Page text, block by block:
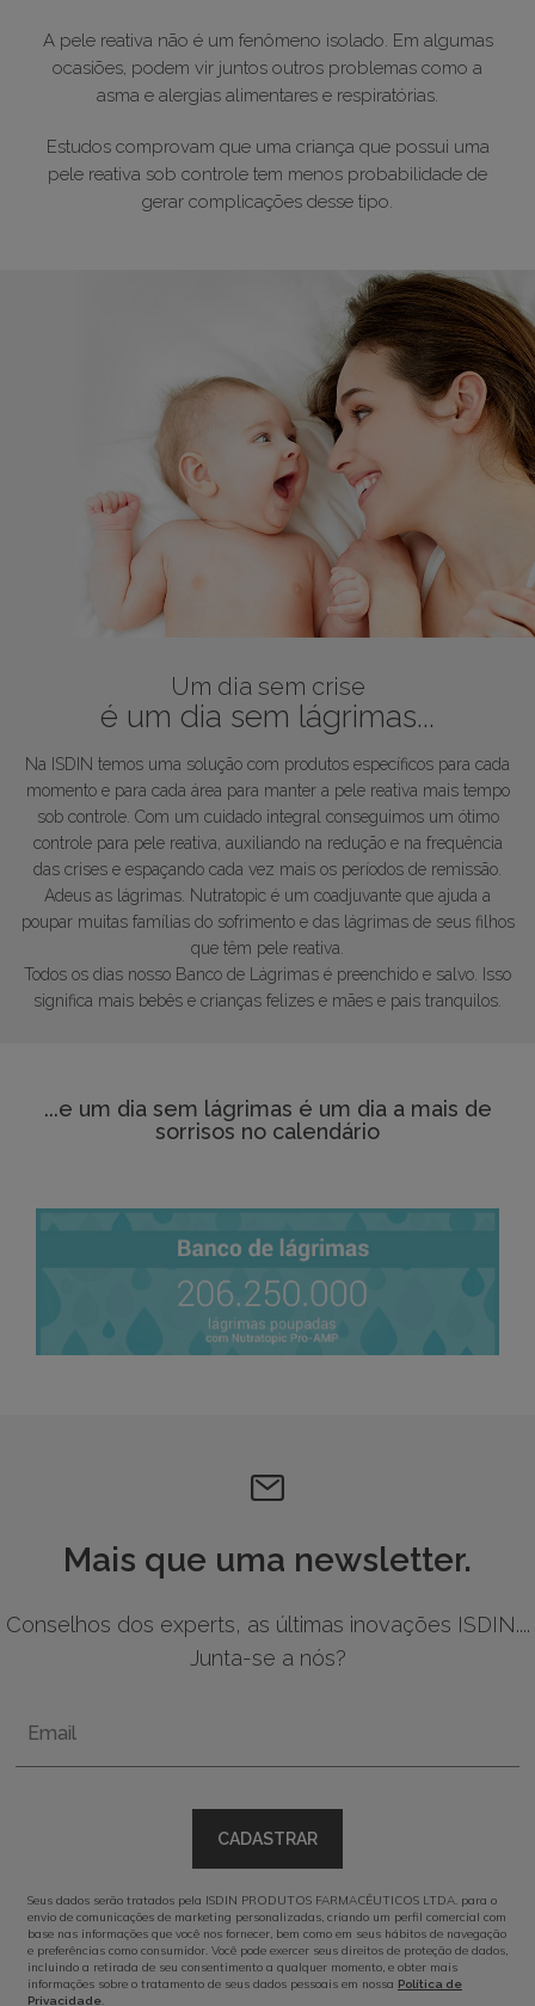
A pele reativa não é um fenômeno isolado. Em algumas
ocasiões, podem vir juntos outros problemas como a
asma e alergias alimentares e respiratórias.
Estudos comprovam que uma criança que possui uma
pele reativa sob controle tem menos probabilidade de
gerar complicações desse tipo.
Um dia sem crise
é um dia sem lágrimas...
Na ISDIN temos uma solução com produtos específicos para cada
momento e para cada área para manter a pele reativa mais tempo
sob controle. Com um cuidado integral conseguimos um ótimo
controle para pele reativa, auxiliando na redução e na frequência
das crises e espaçando cada vez mais os períodos de remissão.
Adeus as lágrimas. Nutratopic é um coadjuvante que ajuda a
poupar muitas famílias do sofrimento e das lágrimas de seus filhos
que têm pele reativa.
Todos os dias nosso Banco de Lágrimas é preenchido e salvo. Isso
significa mais bebês e crianças felizes e mães e pais tranquilos.
...e um dia sem lágrimas é um dia a mais de
sorrisos no calendário
Mais que uma newsletter.
Conselhos dos experts, as últimas inovações ISDIN....
Junta-se a nós?
Email
CADASTRAR
Seus dados serão tratados pela ISDIN PRODUTOS FARMACÊUTICOS LTDA. para o
envio de comunicações de marketing personalizadas, criando um perfil comercial com
base nas informações que você nos fornecer, bem como em seus hábitos de navegação
e preferências como consumidor. Você pode exercer seus direitos de proteção de dados,
incluindo a retirada de seu consentimento a qualquer momento, e obter mais
informações sobre o tratamento de seus dados pessoais em nossa Política de
Privacidade.